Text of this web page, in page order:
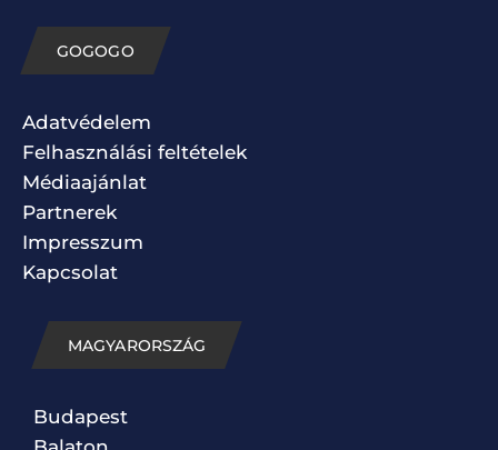
GOGOGO
Adatvédelem
Felhasználási feltételek
Médiaajánlat
Partnerek
Impresszum
Kapcsolat
MAGYARORSZÁG
Budapest